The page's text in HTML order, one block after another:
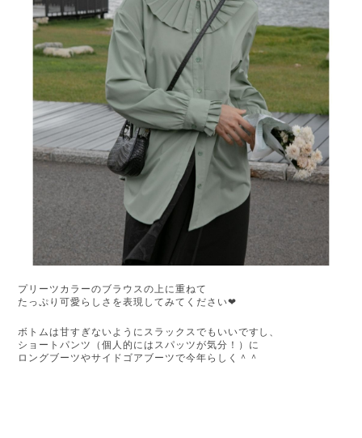
プリーツカラーのブラウスの上に重ねて
たっぷり可愛らしさを表現してみてください❤︎
ボトムは甘すぎないようにスラックスでもいいですし、
ショートパンツ（個人的にはスパッツが気分！）に
ロングブーツやサイドゴアブーツで今年らしく＾＾